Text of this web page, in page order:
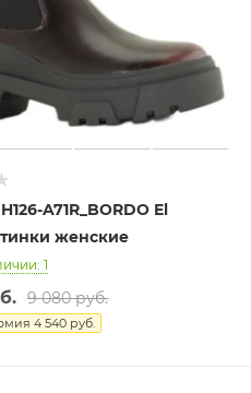
A71R_BORDO El
женские
1
9 080 руб.
4 540 руб.